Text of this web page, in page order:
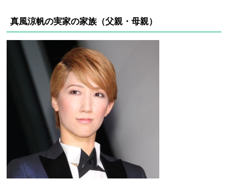
真風涼帆の実家の家族（父親・母親）